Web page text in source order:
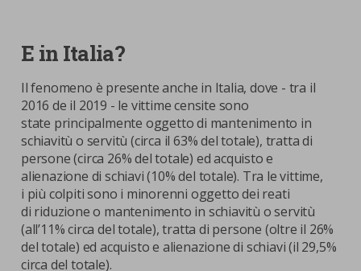
E in Italia?
Il fenomeno è presente anche in Italia, dove - tra il
2016 de il 2019 - le vittime censite sono
state principalmente oggetto di mantenimento in
schiavitù o servitù (circa il 63% del totale), tratta di
persone (circa 26% del totale) ed acquisto e
alienazione di schiavi (10% del totale). Tra le vittime,
i più colpiti sono i minorenni oggetto dei reati
di riduzione o mantenimento in schiavitù o servitù
(all’11% circa del totale), tratta di persone (oltre il 26%
del totale) ed acquisto e alienazione di schiavi (il 29,5%
circa del totale).